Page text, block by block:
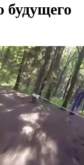
будущего